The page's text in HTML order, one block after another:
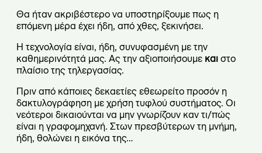
Θα ήταν ακριβέστερο να υποστηρίξουμε πως η
επόμενη μέρα έχει ήδη, από χθες, ξεκινήσει.
Η τεχνολογία είναι, ήδη, συνυφασμένη με την
καθημερινότητά μας. Ας την αξιοποιήσουμε και στο
πλαίσιο της τηλεργασίας.
Πριν από κάποιες δεκαετίες εθεωρείτο προσόν η
δακτυλογράφηση με χρήση τυφλού συστήματος. Οι
νεότεροι δικαιούνται να μην γνωρίζουν καν τι/πώς
είναι η γραφομηχανή. Στων πρεσβύτερων τη μνήμη,
ήδη, θολώνει η εικόνα της…